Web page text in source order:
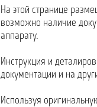
На этой странице
возможно наличие
аппарату.
Инструкция и
документации и на
Используя